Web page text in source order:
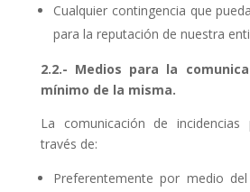
Cualquier contingencia que
para la reputación de nuestra
2.2.- Medios para la
mínimo de la misma.
La comunicación de incidencias
través de:
Preferentemente por medio